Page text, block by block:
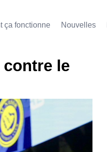
ça fonctionne Nouvelles
le